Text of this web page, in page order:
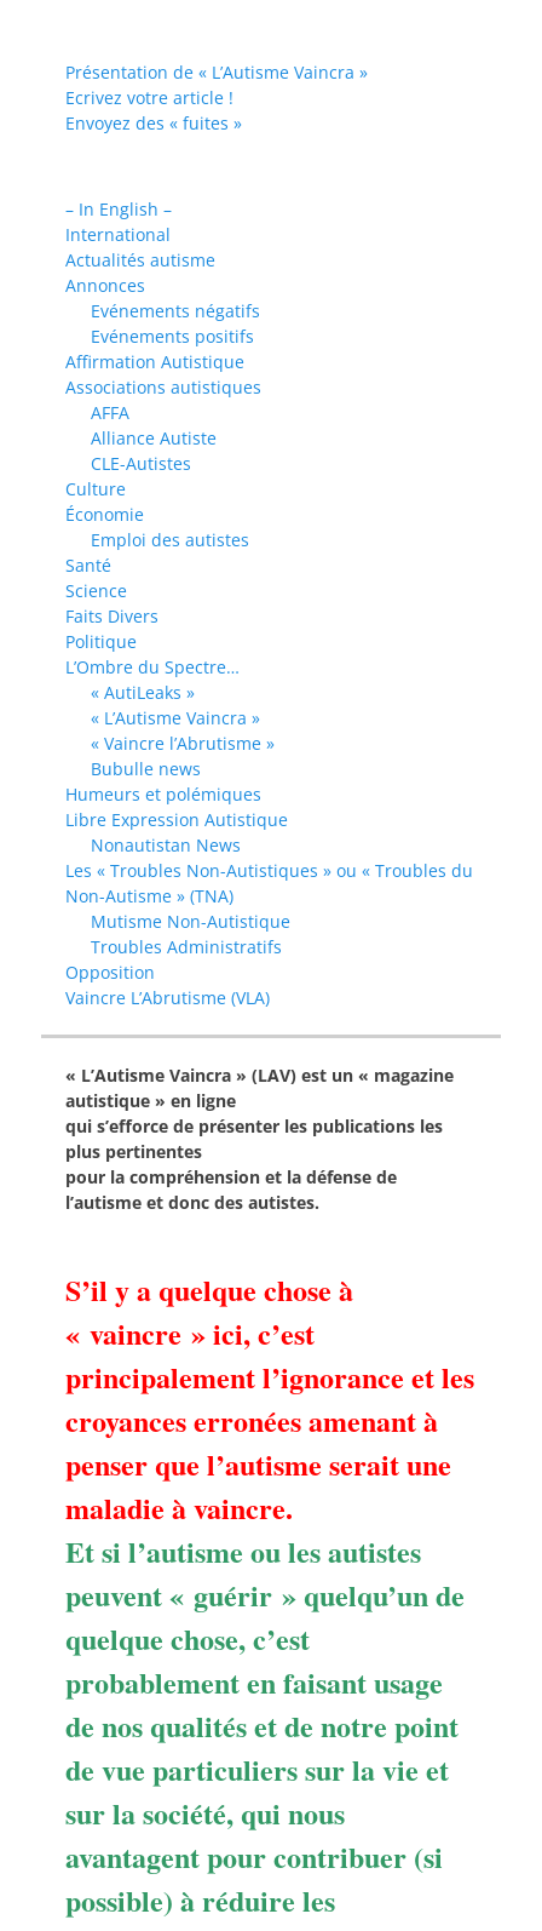
Présentation de « L’Autisme Vaincra »
Ecrivez votre article !
Envoyez des « fuites »
– In English –
International
Actualités autisme
Annonces
Evénements négatifs
Evénements positifs
Affirmation Autistique
Associations autistiques
AFFA
Alliance Autiste
CLE-Autistes
Culture
Économie
Emploi des autistes
Santé
Science
Faits Divers
Politique
L’Ombre du Spectre…
« AutiLeaks »
« L’Autisme Vaincra »
« Vaincre l’Abrutisme »
Bubulle news
Humeurs et polémiques
Libre Expression Autistique
Nonautistan News
Les « Troubles Non-Autistiques » ou « Troubles du
Non-Autisme » (TNA)
Mutisme Non-Autistique
Troubles Administratifs
Opposition
Vaincre L’Abrutisme (VLA)
« L’Autisme Vaincra » (LAV) est un « magazine
autistique » en ligne
qui s’efforce de présenter les publications les
plus pertinentes
pour la compréhension et la défense de
l’autisme et donc des autistes.
S’il y a quelque chose à
« vaincre » ici, c’est
principalement l’ignorance et les
croyances erronées amenant à
penser que l’autisme serait une
maladie à vaincre.
Et si l’autisme ou les autistes
peuvent « guérir » quelqu’un de
quelque chose, c’est
probablement en faisant usage
de nos qualités et de notre point
de vue particuliers sur la vie et
sur la société, qui nous
avantagent pour contribuer (si
possible) à réduire les